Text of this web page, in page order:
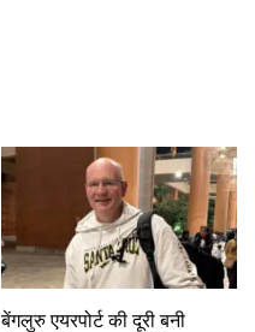
बेंगलुरु एयरपोर्ट की दूरी बनी